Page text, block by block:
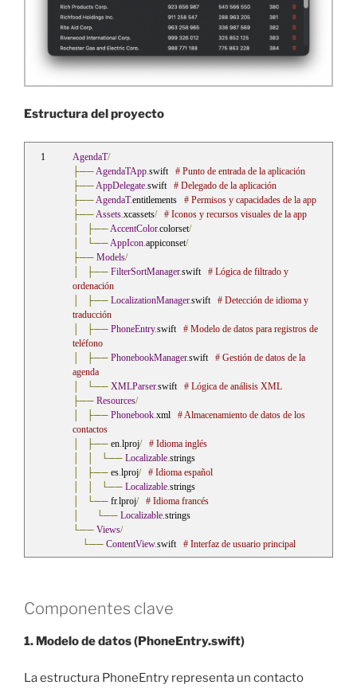
Estructura del proyecto
AgendaT/
├── AgendaTApp swift # Punto de entrada de la aplicación
├── AppDelegate swift # Delegado de la aplicación
├── AgendaT.entitlements # Permisos y capacidades de la app
├── Assets xcassets/
# Iconos y recursos visuales de la app
├── AccentColor.colorset/
└── AppIcon appiconset/
├── Models/
├── FilterSortManager.swift # Lógica de filtrado y
ordenación
├── LocalizationManager.swift # Detección de idioma y
traducción
├── PhoneEntry.swift # Modelo de datos para registros de
teléfono
├── PhonebookManager.swift # Gestión de datos de la
agenda
└── XMLParser.swift # Lógica de análisis XML
├── Resources/
├── Phonebook xml # Almacenamiento de datos de los
contactos
├── en lproj/
# Idioma inglés
└── Localizable strings
├── es lproj/
# Idioma español
└── Localizable strings
└── fr.lproj/
# Idioma francés
└── Localizable strings
└── Views/
└── ContentView.swift # Interfaz de usuario principal
Componentes clave
1. Modelo de datos (PhoneEntry.swift)
La estructura PhoneEntry representa un contacto